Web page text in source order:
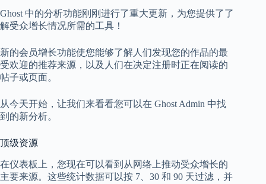
Ghost 中的分析功能刚刚进行了重大更新，为您提供了了
解受众增长情况所需的工具！
新的会员增长功能使您能够了解人们发现您的作品的最
受欢迎的推荐来源，以及人们在决定注册时正在阅读的
帖子或页面。
从今天开始，让我们来看看您可以在 Ghost Admin 中找
到的新分析。
顶级资源
在仪表板上，您现在可以看到从网络上推动受众增长的
主要来源。这些统计数据可以按 7、30 和 90 天过滤，并